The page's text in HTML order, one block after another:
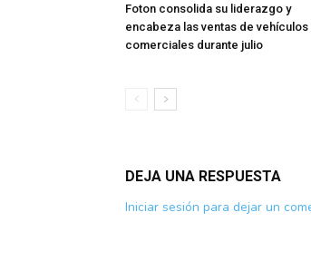
Foton consolida su liderazgo y
encabeza las ventas de vehículos
comerciales durante julio
DEJA UNA RESPUESTA
Iniciar sesión para dejar un